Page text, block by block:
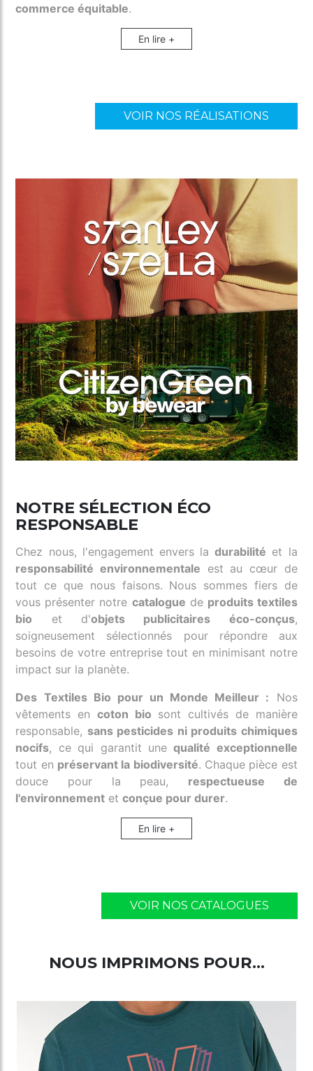
commerce équitable.
En lire +
VOIR NOS RÉALISATIONS
NOTRE SÉLECTION ÉCO
RESPONSABLE
Chez nous, l'engagement envers ladurabilité et la
responsabilité environnementale est au cœur de
tout ce que nous faisons. Nous sommes fiers de
vous présenter notre catalogue de produits textiles
bio et d'objets publicitaires éco-conçus,
soigneusement sélectionnés pour répondre aux
besoins de votre entreprise tout en minimisant notre
impact sur la planète.
Des Textiles Bio pour un Monde Meilleur : Nos
vêtements en coton bio sont cultivés de manière
responsable, sans pesticides ni produits chimiques
nocifs, ce qui garantit unequalité exceptionnelle
tout en préservant la biodiversité. Chaque pièce est
douce pour la peau, respectueuse de
l'environnement etconçue pour durer.
En lire +
VOIR NOS CATALOGUES
NOUS IMPRIMONS POUR...